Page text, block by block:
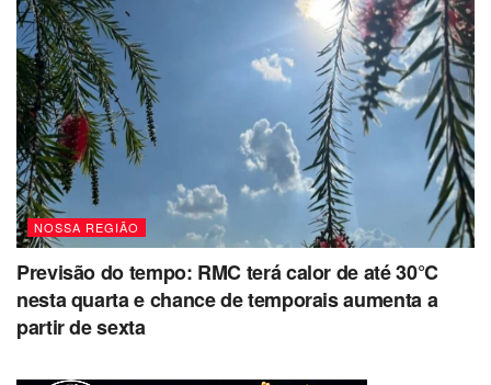
NOSSA REGIÃO
Previsão do tempo: RMC terá calor de até 30°C
nesta quarta e chance de temporais aumenta a
partir de sexta